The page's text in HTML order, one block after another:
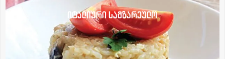
იტალიური სამზარეულო